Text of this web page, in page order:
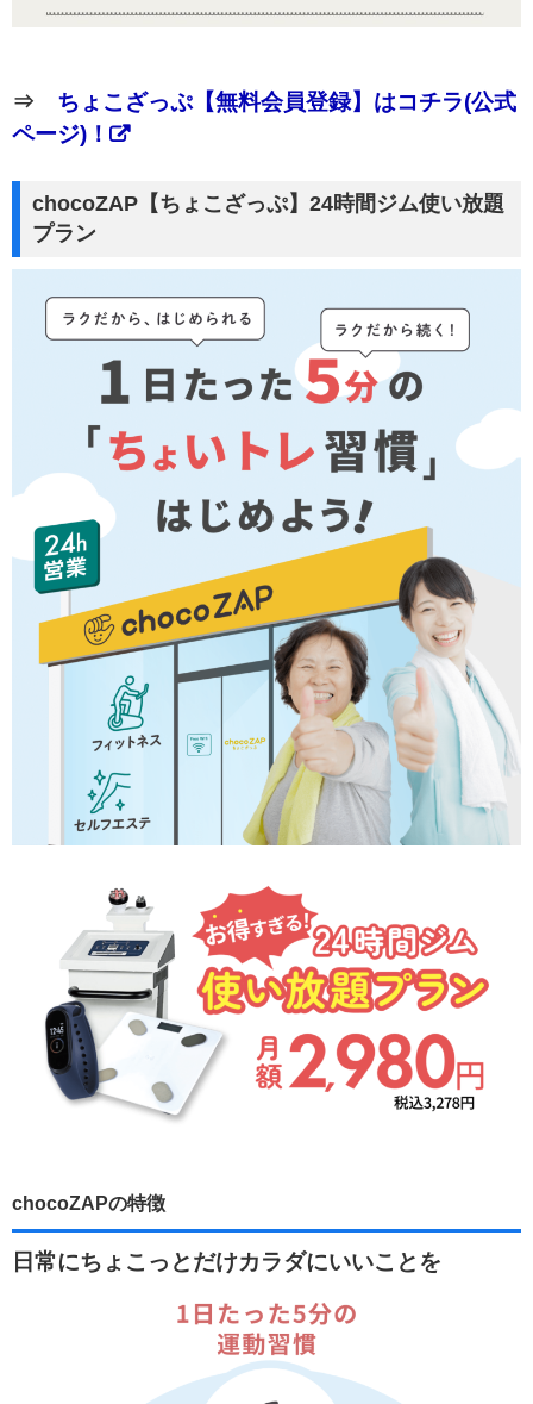
⇒ ちょこざっぷ【無料会員登録】はコチラ(公式
ページ)！
chocoZAP【ちょこざっぷ】24時間ジム使い放題
プラン
chocoZAPの特徴
日常にちょこっとだけカラダにいいことを